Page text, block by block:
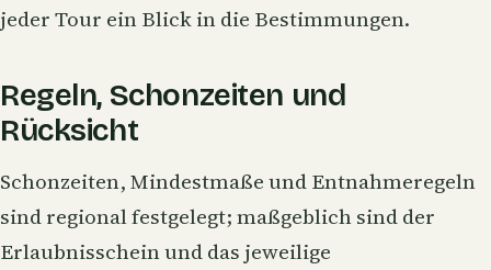
jeder Tour ein Blick in die Bestimmungen.
Regeln, Schonzeiten und
Rücksicht
Schonzeiten, Mindestmaße und Entnahmeregeln
sind regional festgelegt; maßgeblich sind der
Erlaubnisschein und das jeweilige